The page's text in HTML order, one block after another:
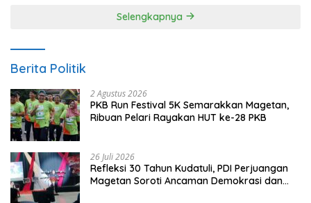
Selengkapnya
Berita Politik
2 Agustus 2026
PKB Run Festival 5K Semarakkan Magetan,
Ribuan Pelari Rayakan HUT ke-28 PKB
26 Juli 2026
Refleksi 30 Tahun Kudatuli, PDI Perjuangan
Magetan Soroti Ancaman Demokrasi dan